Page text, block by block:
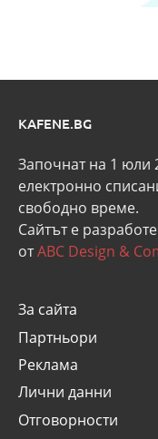
KAFENE.BG
Започнат на 1 юли
eлектронно
свободно време.
Сайтът е
отABC Design &
За сайта
Партньори
Реклама
Лични данни
Отговорности